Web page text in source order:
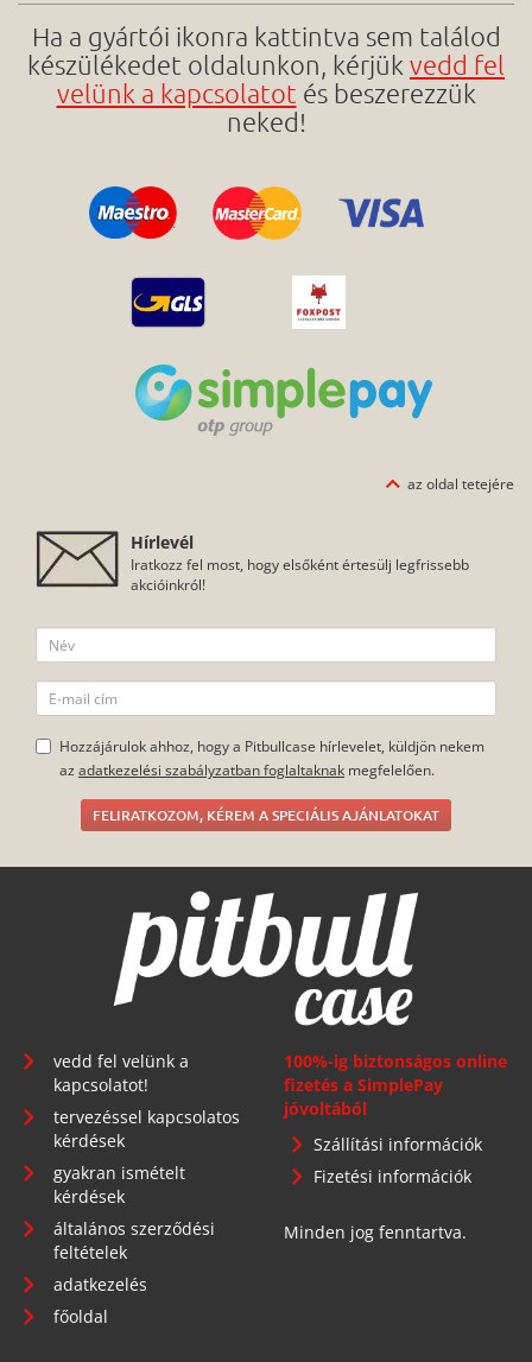
Ha a gyártói ikonra kattintva sem találod
készülékedet oldalunkon, kérjük vedd fel
velünk a kapcsolatot és beszerezzük
neked!
az oldal tetejére
Hírlevél
Iratkozz fel most, hogy elsőként értesülj legfrissebb
akcióinkról!
Hozzájárulok ahhoz, hogy a Pitbullcase hírlevelet, küldjön nekem
az adatkezelési szabályzatban foglaltaknak megfelelően.
FELIRATKOZOM, KÉREM A SPECIÁLIS AJÁNLATOKAT
vedd fel velünk a
kapcsolatot!
tervezéssel kapcsolatos
kérdések
gyakran ismételt
kérdések
általános szerződési
feltételek
adatkezelés
főoldal
100%-ig biztonságos online
fizetés a SimplePay
jóvoltából
Szállítási információk
Fizetési információk
Minden jog fenntartva.